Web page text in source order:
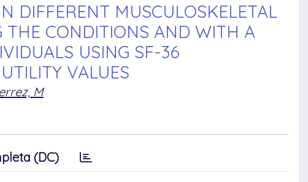
DIFFERENT MUSCULOSKELETAL
THE CONDITIONS AND WITH A
USING SF-36
VALUES
M
(DC)